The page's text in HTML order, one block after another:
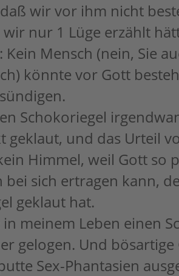
wir vor ihm nicht
nur 1 Lüge erzählt
Kein Mensch (nein, Sie
könnte vor Gott
Schokoriegel
geklaut, und das Urteil
Himmel, weil Gott so
bei sich ertragen kann,
geklaut hat.
meinem Leben einen
gelogen. Und bösartige
Sex-Phantasien